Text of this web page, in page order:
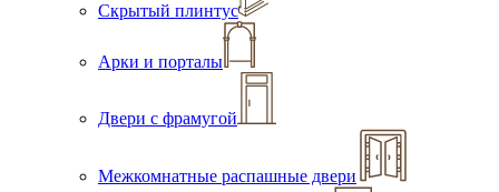
Скрытый плинтус
Арки и порталы
Двери с фрамугой
Межкомнатные распашные двери